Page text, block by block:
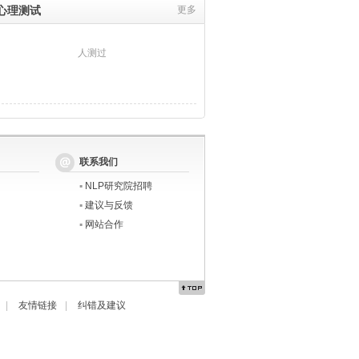
理测试 更多
人测过
联系我们
▪ NLP研究院招聘
▪ 建议与反馈
▪ 网站合作
友情链接 纠错及建议